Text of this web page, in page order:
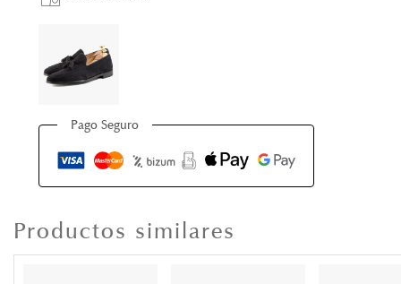
Pago Seguro
Productos similares